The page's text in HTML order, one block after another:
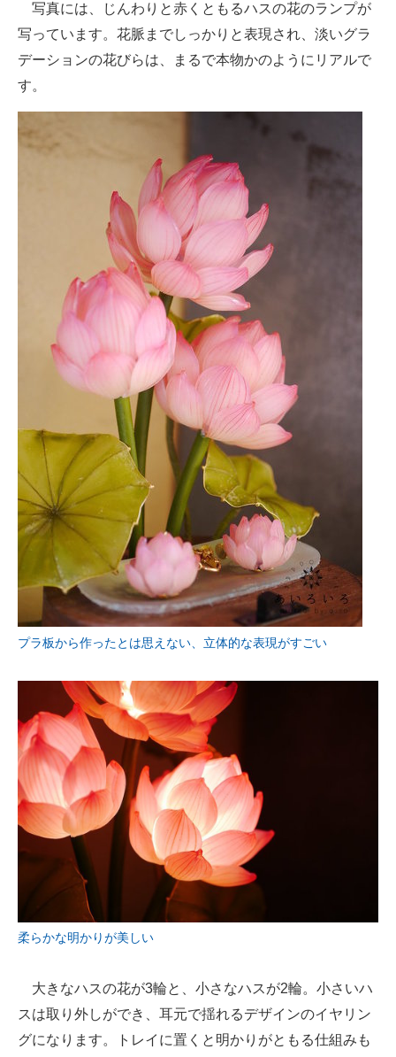
建設×テクノロジーの最前線
ちょっと気になるネットの話題
写真には、じんわりと赤くともるハスの花のランプが
写っています。花脈までしっかりと表現され、淡いグラ
デーションの花びらは、まるで本物かのようにリアルで
す。
プラ板から作ったとは思えない、立体的な表現がすごい
柔らかな明かりが美しい
大きなハスの花が3輪と、小さなハスが2輪。小さいハ
スは取り外しができ、耳元で揺れるデザインのイヤリン
グになります。トレイに置くと明かりがともる仕組みも